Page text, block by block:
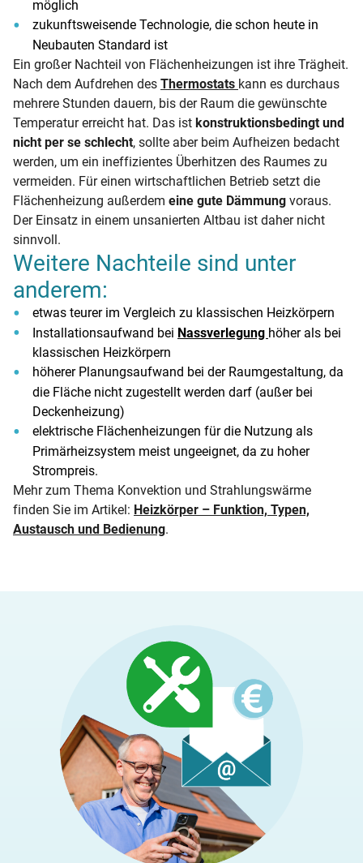
möglich
zukunftsweisende Technologie, die schon heute in
Neubauten Standard ist
Ein großer Nachteil von Flächenheizungen ist ihre Trägheit.
Nach dem Aufdrehen des Thermostats kann es durchaus
mehrere Stunden dauern, bis der Raum die gewünschte
Temperatur erreicht hat. Das ist konstruktionsbedingt und
nicht per se schlecht, sollte aber beim Aufheizen bedacht
werden, um ein ineffizientes Überhitzen des Raumes zu
vermeiden. Für einen wirtschaftlichen Betrieb setzt die
Flächenheizung außerdem eine gute Dämmung voraus.
Der Einsatz in einem unsanierten Altbau ist daher nicht
sinnvoll.
Weitere Nachteile sind unter
anderem:
etwas teurer im Vergleich zu klassischen Heizkörpern
Installationsaufwand bei Nassverlegung höher als bei
klassischen Heizkörpern
höherer Planungsaufwand bei der Raumgestaltung, da
die Fläche nicht zugestellt werden darf (außer bei
Deckenheizung)
elektrische Flächenheizungen für die Nutzung als
Primärheizsystem meist ungeeignet, da zu hoher
Strompreis.
Mehr zum Thema Konvektion und Strahlungswärme
finden Sie im Artikel: Heizkörper – Funktion, Typen,
Austausch und Bedienung.